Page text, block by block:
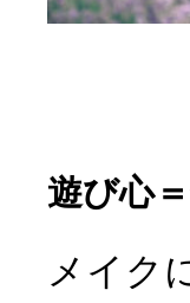
遊び心
メイク